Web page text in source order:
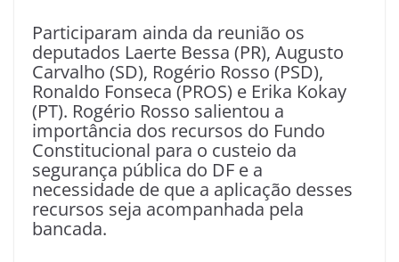
Participaram ainda da reunião os
deputados Laerte Bessa (PR), Augusto
Carvalho (SD), Rogério Rosso (PSD),
Ronaldo Fonseca (PROS) e Erika Kokay
(PT). Rogério Rosso salientou a
importância dos recursos do Fundo
Constitucional para o custeio da
segurança pública do DF e a
necessidade de que a aplicação desses
recursos seja acompanhada pela
bancada.